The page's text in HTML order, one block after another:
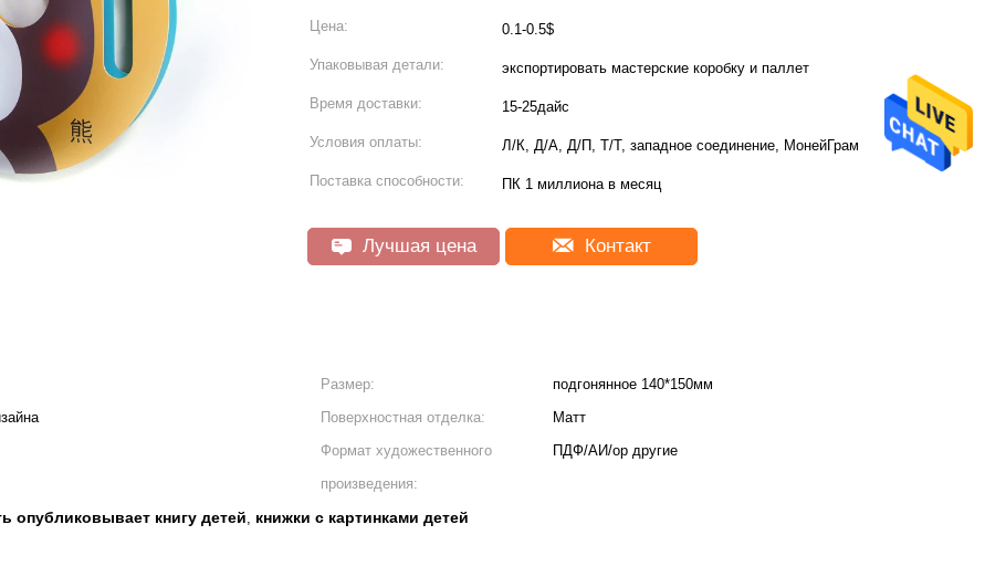
Цена: 0.1-0.5$
Упаковывая детали: экспортировать мастерские коробку и паллет
Время доставки: 15-25дайс
Условия оплаты: Л/К, Д/А, Д/П, Т/Т, западное соединение, МонейГрам
Поставка способности: ПК 1 миллиона в месяц
Лучшая цена Контакт
Размер:
подгонянное 140*150мм
Поверхностная отделка:
Матт
Формат художественного
произведения:
ПДФ/АИ/ор другие
опубликовывает книгу детей, книжки с картинками детей